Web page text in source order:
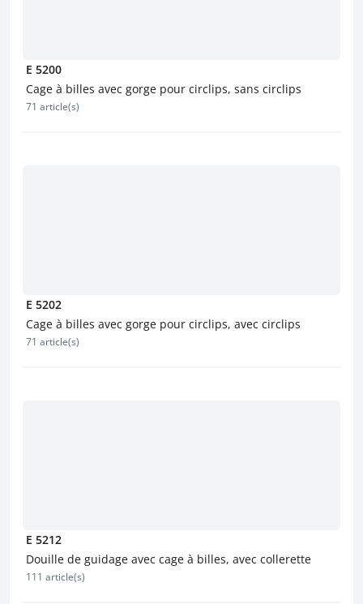
E 5200
Cage à billes avec gorge pour circlips, sans circlips
71 article(s)
E 5202
Cage à billes avec gorge pour circlips, avec circlips
71 article(s)
E 5212
Douille de guidage avec cage à billes, avec collerette
111 article(s)